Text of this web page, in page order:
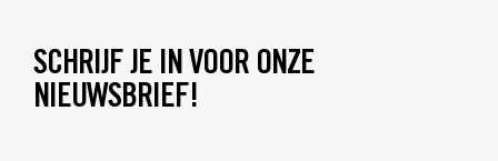
SCHRIJF JE IN VOOR ONZE
NIEUWSBRIEF!